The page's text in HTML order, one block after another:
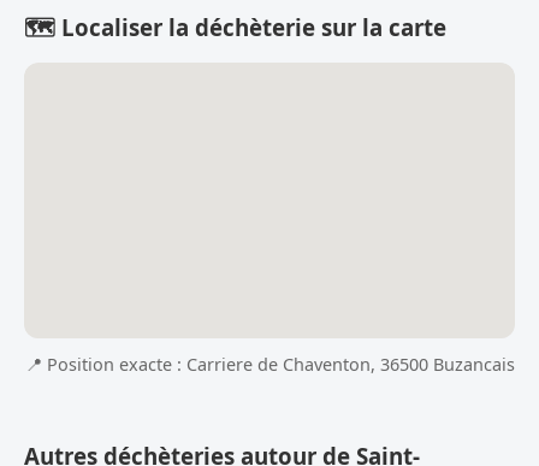
🗺️ Localiser la déchèterie sur la carte
📍 Position exacte : Carriere de Chaventon, 36500 Buzancais
Autres déchèteries autour de Saint-